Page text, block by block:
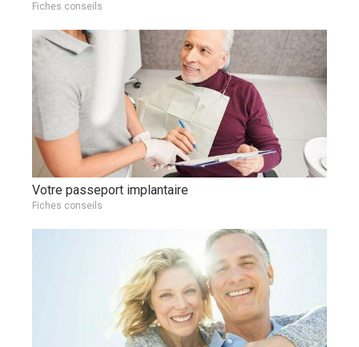
Fiches conseils
Votre passeport implantaire
Fiches conseils